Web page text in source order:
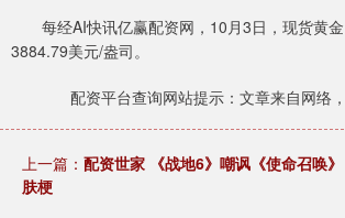
每经AI快讯亿赢配资网，10月3日，现货黄金
3884.79美元/盎司。
配资平台查询网站提示：文章来自网络
上一篇： 配资世家 《战地6》嘲讽《使命召唤
肤梗